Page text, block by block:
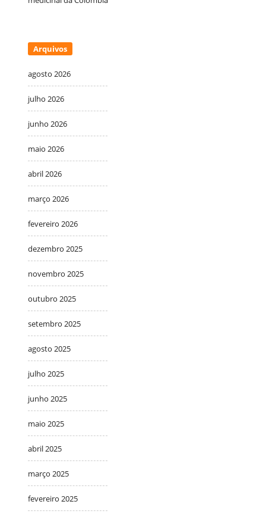
Arquivos
agosto 2026
julho 2026
junho 2026
maio 2026
abril 2026
março 2026
fevereiro 2026
dezembro 2025
novembro 2025
outubro 2025
setembro 2025
agosto 2025
julho 2025
junho 2025
maio 2025
abril 2025
março 2025
fevereiro 2025